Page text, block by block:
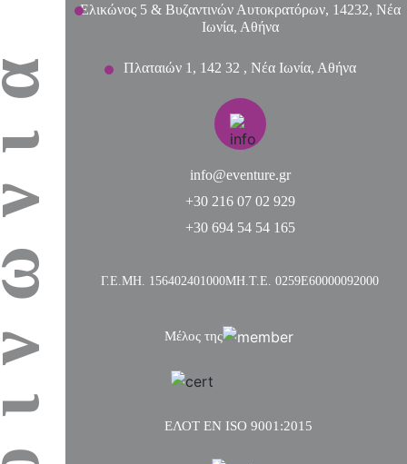
Ελικώνος 5 & Βυζαντινών Αυτοκρατόρων, 14232, Νέα
Ιωνία, Αθήνα
Πλαταιών 1, 142 32 , Νέα Ιωνία, Αθήνα
info@eventure.gr
+30 216 07 02 929
+30 694 54 54 165
Γ.Ε.ΜΗ. 156402401000ΜΗ.Τ.Ε. 0259Ε60000092000
Μέλος της
ΕΛΟΤ ΕΝ ISO 9001:2015